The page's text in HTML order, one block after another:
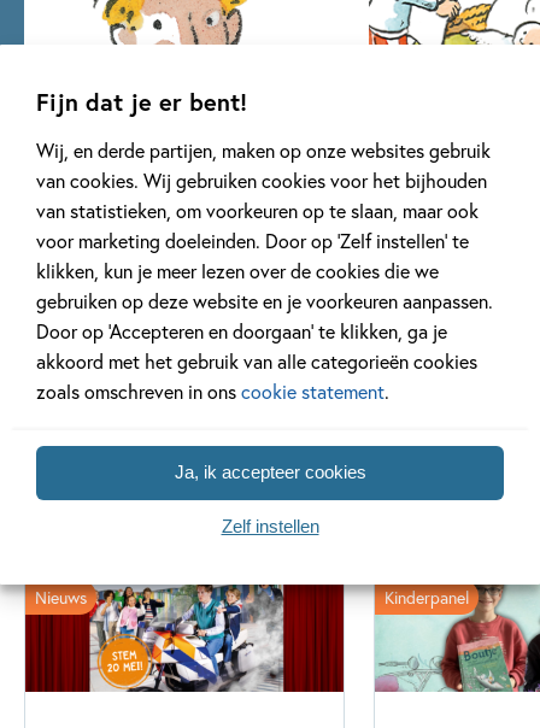
Fijn dat je er bent!
Wij, en derde partijen, maken op onze websites gebruik
van cookies. Wij gebruiken cookies voor het bijhouden
van statistieken, om voorkeuren op te slaan, maar ook
voor marketing doeleinden. Door op ‘Zelf instellen’ te
klikken, kun je meer lezen over de cookies die we
gebruiken op deze website en je voorkeuren aanpassen.
Door op ‘Accepteren en doorgaan’ te klikken, ga je
akkoord met het gebruik van alle categorieën cookies
zoals omschreven in onscookie statement.
Ja, ik accepteer cookies
Zelf instellen
Mees Kees
15 delen
Voorleesbundels
12 delen
Bekijk alle series
Artikelen over Mirjam
Oldenhave
Nieuws Kinderpanel